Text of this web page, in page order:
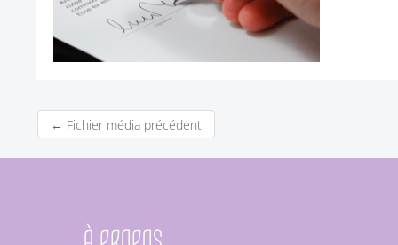
← Fichier média précédent